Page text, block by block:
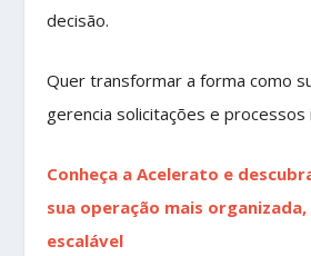
decisão.
Quer transformar a forma como
gerencia solicitações e processos
Conheça a Acelerato e
sua operação mais
escalável